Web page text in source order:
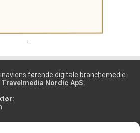
førende digitale branchemedie
Travelmedia Nordic ApS.